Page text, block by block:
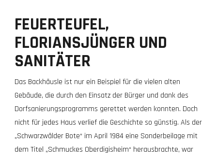
FEUERTEUFEL,
FLORIANSJÜNGER UND
SANITÄTER
Das Backhäusle ist nur ein Beispiel für die vielen alten
Gebäude, die durch den Einsatz der Bürger und dank des
Dorfsanierungsprogramms gerettet werden konnten. Doch
nicht für jedes Haus verlief die Geschichte so günstig. Als der
„Schwarzwälder Bote“ im April 1984 eine Sonderbeilage mit
dem Titel „Schmuckes Oberdigisheim“ herausbrachte, war